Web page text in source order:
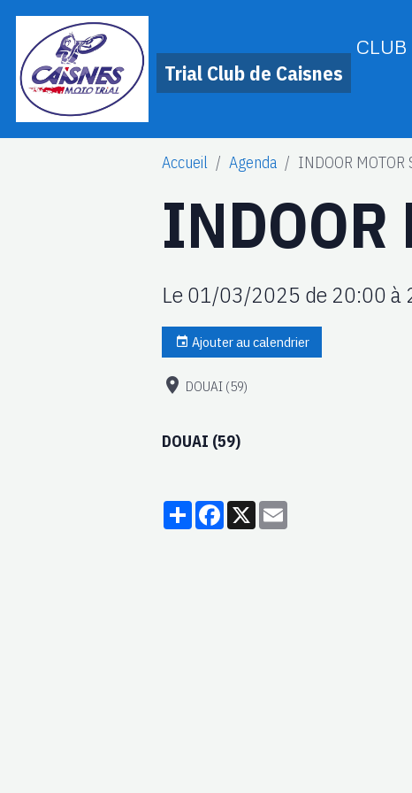
Trial Club de Caisnes
Accueil Agenda INDOOR MOTOR
INDOOR
Le 01/03/2025 de 20:00à
Ajouter au calendrier
DOUAI (59)
DOUAI (59)
PartagerFacebook
X